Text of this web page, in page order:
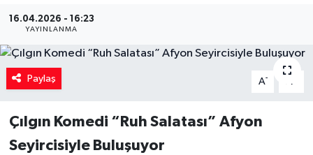
16.04.2026 - 16:23
YAYINLANMA
Paylaş A-
Çılgın Komedi “Ruh Salatası” Afyon
Seyircisiyle Buluşuyor
Haber Arşivi